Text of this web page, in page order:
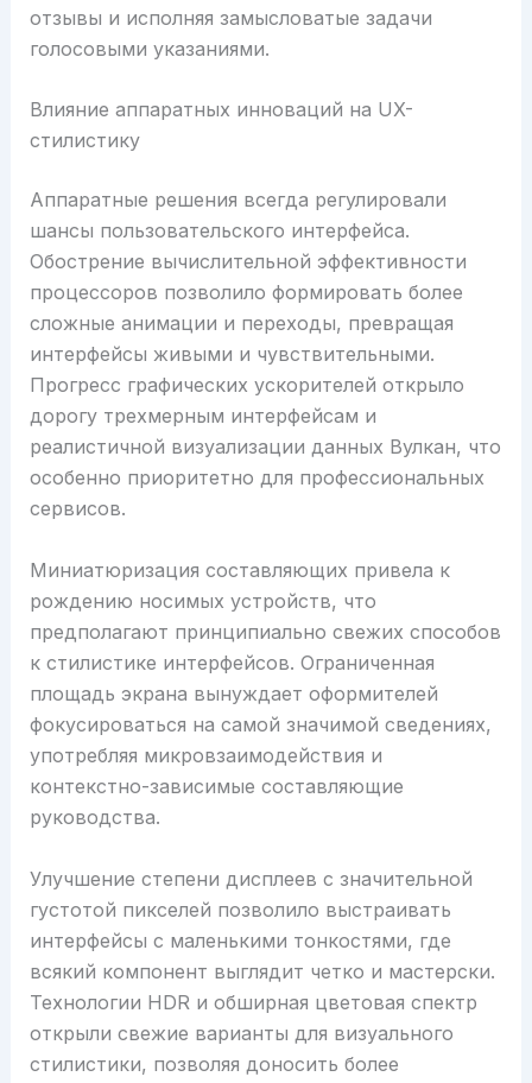
отзывы и исполняя замысловатые задачи
голосовыми указаниями.
Влияние аппаратных инноваций на UX-
стилистику
Аппаратные решения всегда регулировали
шансы пользовательского интерфейса.
Обострение вычислительной эффективности
процессоров позволило формировать более
сложные анимации и переходы, превращая
интерфейсы живыми и чувствительными.
Прогресс графических ускорителей открыло
дорогу трехмерным интерфейсам и
реалистичной визуализации данных Вулкан, что
особенно приоритетно для профессиональных
сервисов.
Миниатюризация составляющих привела к
рождению носимых устройств, что
предполагают принципиально свежих способов
к стилистике интерфейсов. Ограниченная
площадь экрана вынуждает оформителей
фокусироваться на самой значимой сведениях,
употребляя микровзаимодействия и
контекстно-зависимые составляющие
руководства.
Улучшение степени дисплеев с значительной
густотой пикселей позволило выстраивать
интерфейсы с маленькими тонкостями, где
всякий компонент выглядит четко и мастерски.
Технологии HDR и обширная цветовая спектр
открыли свежие варианты для визуального
стилистики, позволяя доносить более